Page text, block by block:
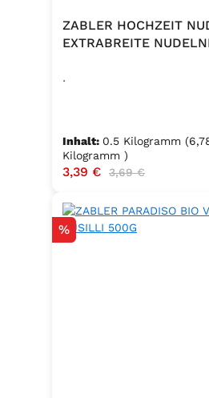
ZABLER HOCHZEIT
EXTRABREITE
.
Inhalt: 0.5 Kilogramm
Kilogramm )
Verkaufspreis:
3,39 € Regulärer Preis:
3,69 €
Rabatt
%